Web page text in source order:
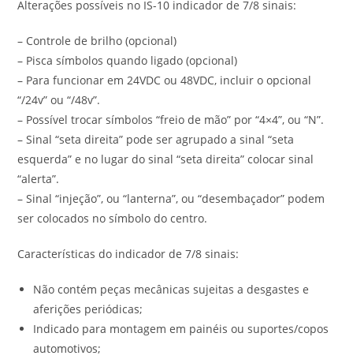
Alterações possíveis no IS-10 indicador de 7/8 sinais:
– Controle de brilho (opcional)
– Pisca símbolos quando ligado (opcional)
– Para funcionar em 24VDC ou 48VDC, incluir o opcional
“/24v” ou “/48v”.
– Possível trocar símbolos “freio de mão” por “4×4”, ou “N”.
– Sinal “seta direita” pode ser agrupado a sinal “seta
esquerda” e no lugar do sinal “seta direita” colocar sinal
“alerta”.
– Sinal “injeção”, ou “lanterna”, ou “desembaçador” podem
ser colocados no símbolo do centro.
Características do indicador de 7/8 sinais:
Não contém peças mecânicas sujeitas a desgastes e
aferições periódicas;
Indicado para montagem em painéis ou suportes/copos
automotivos;